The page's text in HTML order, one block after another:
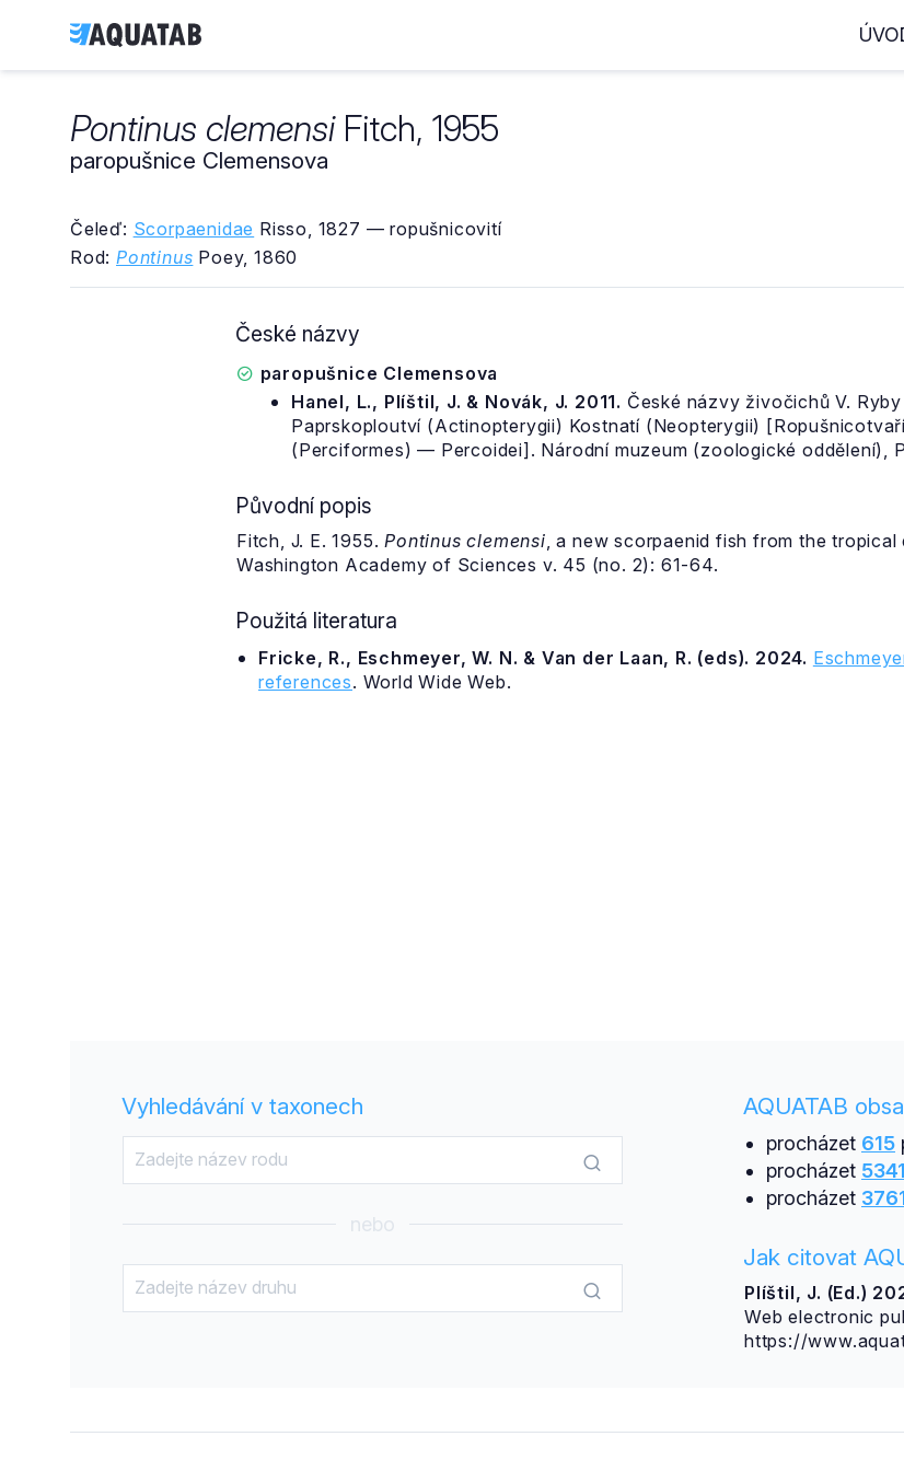
Pontinus clemensiFitch, 1955
paropušnice Clemensova
Čeleď: Scorpaenidae Risso, 1827 — ropušnicovití
Rod: Pontinus Poey, 1860
České názvy
paropušnice Clemensova
Hanel, L., Plíštil, J. & Novák, J. 2011. České názvy živočichů V.
Paprskoploutví (Actinopterygii) Kostnatí (Neopterygii)
(Perciformes) — Percoidei]. Národní muzeum (zoologické oddělení),
Původní popis
Fitch, J. E. 1955.Pontinus clemensi, a new scorpaenid fish from the
Washington Academy of Sciences v. 45 (no. 2): 61-64.
Použitá literatura
Fricke, R., Eschmeyer, W. N. & Van der Laan, R. (eds). 2024.
references. World Wide Web.
Vyhledávání v taxonech
nebo
AQUATAB
procházet 615
procházet 5341
procházet
Jak citovat
Plíštil, J. (Ed.)
Web electronic
https://